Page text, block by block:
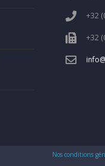
+32
+32
Nos conditions